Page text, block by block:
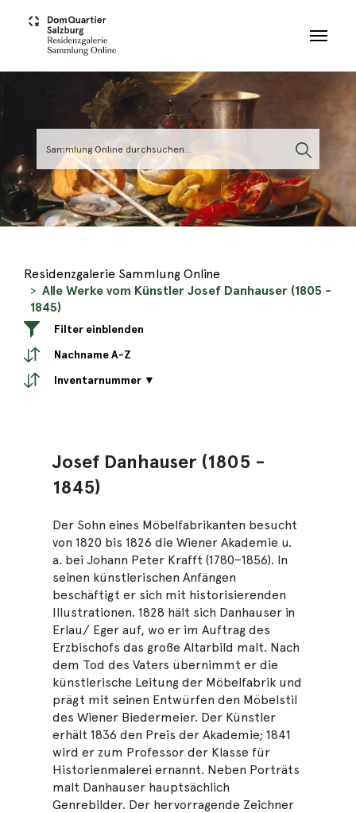
Residenzgalerie Sammlung Online
Alle Werke vom Künstler Josef Danhauser (1805 -
1845)
Filter einblenden
Nachname A-Z
Inventarnummer ▼
Josef Danhauser (1805 -
1845)
Der Sohn eines Möbelfabrikanten besucht
von 1820 bis 1826 die Wiener Akademie u.
a. bei Johann Peter Krafft (1780–1856). In
seinen künstlerischen Anfängen
beschäftigt er sich mit historisierenden
Illustrationen. 1828 hält sich Danhauser in
Erlau/ Eger auf, wo er im Auftrag des
Erzbischofs das große Altarbild malt. Nach
dem Tod des Vaters übernimmt er die
künstlerische Leitung der Möbelfabrik und
prägt mit seinen Entwürfen den Möbelstil
des Wiener Biedermeier. Der Künstler
erhält 1836 den Preis der Akademie; 1841
wird er zum Professor der Klasse für
Historienmalerei ernannt. Neben Porträts
malt Danhauser hauptsächlich
Genrebilder. Der hervorragende Zeichner